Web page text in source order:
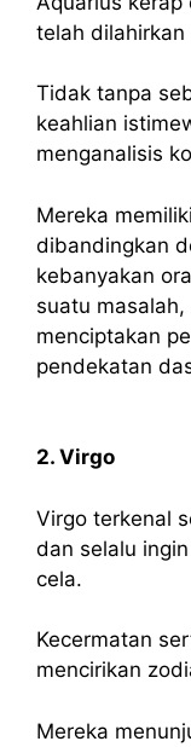
telah
Tidak tanpa
keahlian
menganalisis
Mereka
dibandingkan
kebanyakan
suatu
menciptakan
pendekatan
2. Virgo
Virgo terkenal
dan selalu
cela.
Kecermatan
mencirikan
Mereka